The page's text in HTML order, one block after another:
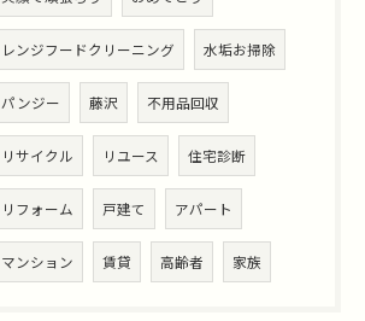
レンジフードクリーニング 水垢お掃除
パンジー 藤沢 不用品回収
リサイクル リユース 住宅診断
リフォーム 戸建て アパート
マンション 賃貸 高齢者 家族